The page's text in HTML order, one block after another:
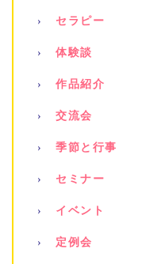
セラピー
体験談
作品紹介
交流会
季節と行事
セミナー
イベント
定例会